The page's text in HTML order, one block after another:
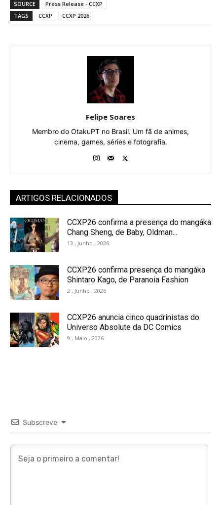
SOURCE
Press Release - CCXP
TAGS
CCXP CCXP 2026
Felipe Soares
Membro do OtakuPT no Brasil. Um fã de animes,
cinema, games, séries e fotografia.
ARTIGOS RELACIONADOS
CCXP26 confirma a presença do mangáka
Chang Sheng, de Baby, Oldman...
13 , Junho , 2026
CCXP26 confirma presença do mangáka
Shintaro Kago, de Paranoia Fashion
2 , Junho , 2026
CCXP26 anuncia cinco quadrinistas do
Universo Absolute da DC Comics
9 , Maio , 2026
Subscreve